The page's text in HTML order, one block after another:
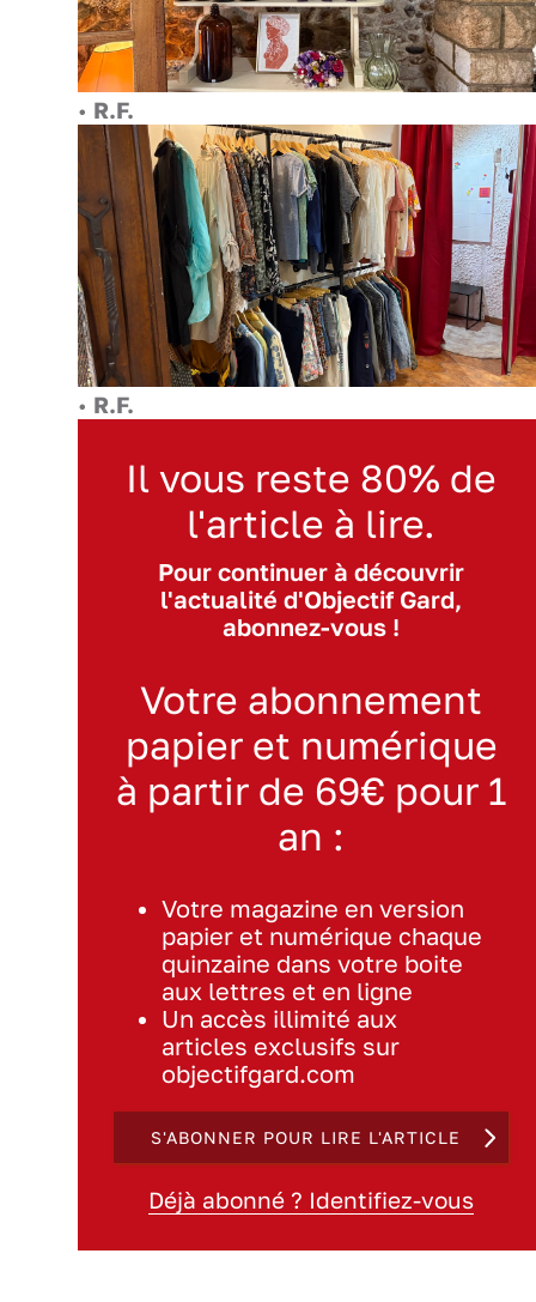
• R.F.
• R.F.
Il vous reste 80% de
l'article à lire.
Pour continuer à découvrir
l'actualité d'Objectif Gard,
abonnez-vous !
Votre abonnement
papier et numérique
à partir de 69€ pour 1
an :
Votre magazine en version
papier et numérique chaque
quinzaine dans votre boite
aux lettres et en ligne
Un accès illimité aux
articles exclusifs sur
objectifgard.com
S'ABONNER POUR LIRE L'ARTICLE
Déjà abonné ? Identifiez-vous